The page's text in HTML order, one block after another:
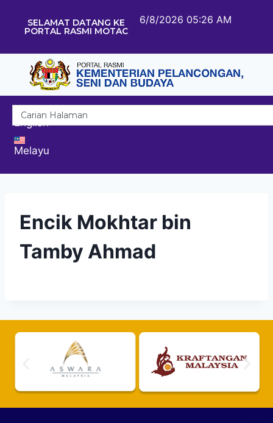
SELAMAT DATANG KE
PORTAL RASMI MOTAC
6/8/2026 05:26 AM
English
Melayu
Encik Mokhtar bin
Tamby Ahmad